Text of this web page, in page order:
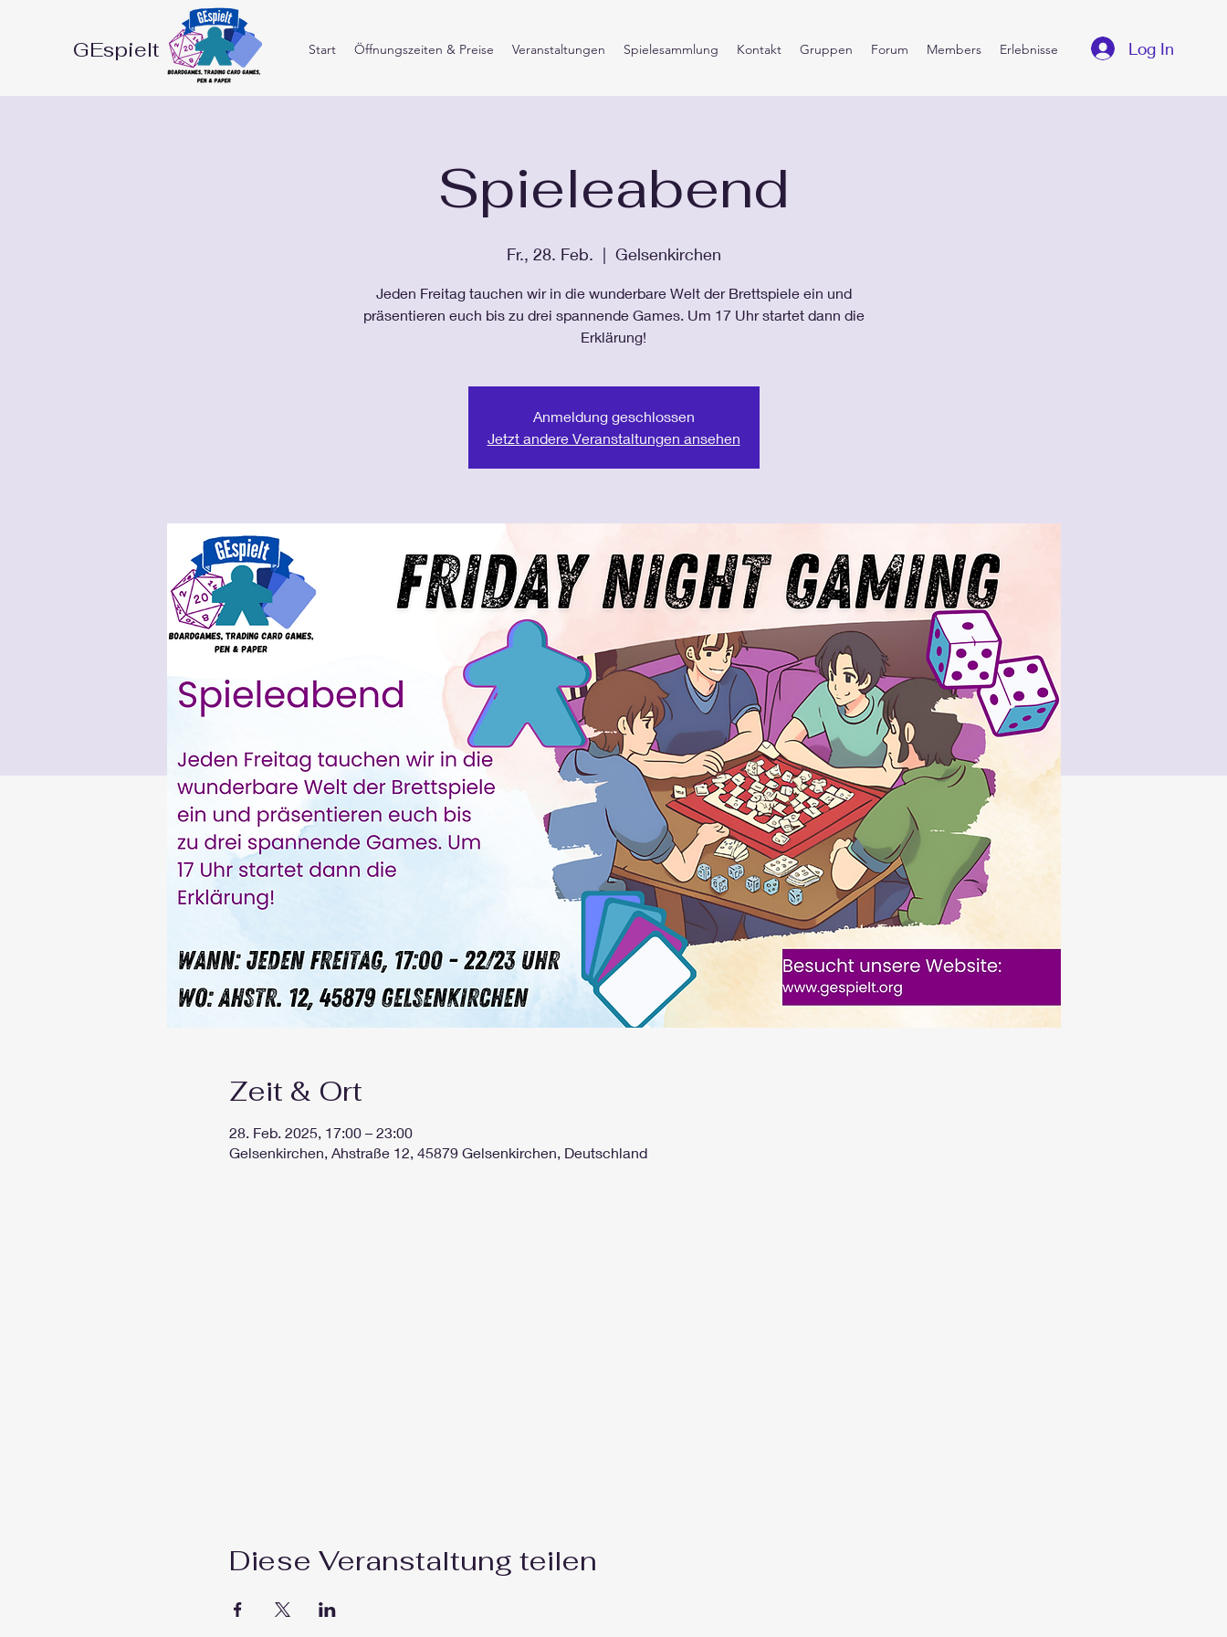
GEspielt Start Öffnungszeiten & Preise Veranstaltungen Spielesammlung Kontakt Gruppen Forum Members Erlebnisse Log In
Spieleabend
Fr., 28. Feb.
  |
Gelsenkirchen
Jeden Freitag tauchen wir in die wunderbare Welt der Brettspiele ein und
präsentieren euch bis zu drei spannende Games. Um 17 Uhr startet dann die
Erklärung!
Anmeldung geschlossen
Jetzt andere Veranstaltungen ansehen
Zeit & Ort
28. Feb. 2025, 17:00 – 23:00
Gelsenkirchen, Ahstraße 12, 45879 Gelsenkirchen, Deutschland
Diese Veranstaltung teilen